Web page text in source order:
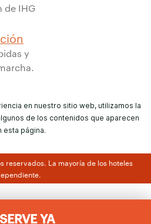
YA
de IHG
y
en nuestro sitio web, utilizamos la
de los contenidos que aparecen
esta página.
reservados. La mayoría de los hoteles